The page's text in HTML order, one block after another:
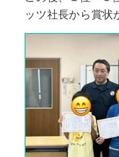
ッツ社長から賞状